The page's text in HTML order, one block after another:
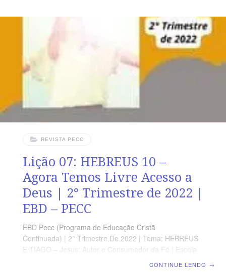
inclusive o número da página. ORIENTAÇÃO
PEDAGÓGICA Em Hebreus 11 há 40 versos. Sugerimos
começar a aula lendo, com todos os presentes,
Hebreus 11.1-22 (5 a 7 min.). A revista funciona como
guia de estudo
REVISTA PECC
Lição 07: HEBREUS 10 –
Agora Temos Livre Acesso a
Deus | 2° Trimestre de 2022 |
EBD – PECC
EBD Pecc (Programa de Educação Cristã
Continuada) | 2° Trimestre De 2022 | Tema: HEBREUS
E TIAGO – Jesus: Autor e Consumador da Fé | Escola
CONTINUE LENDO →